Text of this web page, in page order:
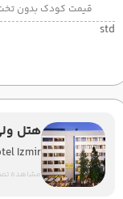
قیمت کودک بدون
std
هتل
Izmir
مشاهده